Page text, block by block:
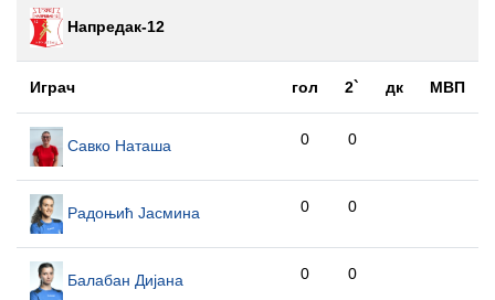
Напредак-12
Играч гол 2` дк МВП
Савко Наташа 0 0
Радоњић Јасмина 0 0
Балабан Дијана 0 0